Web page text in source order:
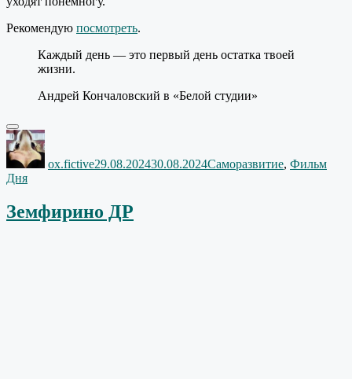
Рекомендую посмотреть.
Каждый день — это первый день остатка твоей
жизни.
Андрей Кончаловский в «Белой студии»
Автор
ox.fictive29.08.202430.08.2024Саморазвитие, Фильм
Дня
Земфирино ДР